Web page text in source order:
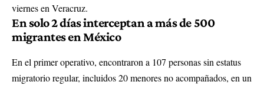
viernes en Veracruz.
En solo 2 días interceptan a más de 500
migrantes en México
En el primer operativo, encontraron a 107 personas sin estatus
migratorio regular, incluidos 20 menores no acompañados, en un